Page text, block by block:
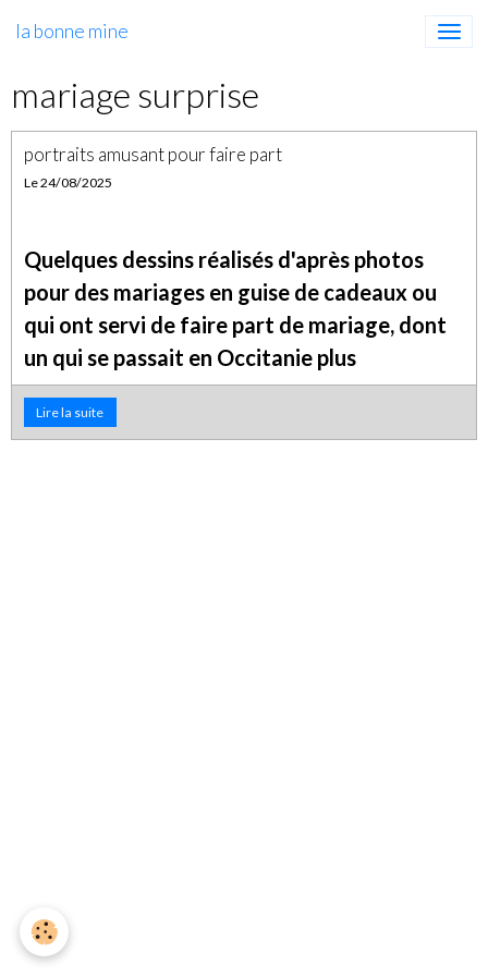
la bonne mine
mariage surprise
portraits amusant pour faire part
Le 24/08/2025
Quelques dessins réalisés d'après photos
pour des mariages en guise de cadeaux ou
qui ont servi de faire part de mariage, dont
un qui se passait en Occitanie plus
exactement dans le Tarn, je m'amuse
beaucoup avec ce genre de dessins même si
Lire la suite